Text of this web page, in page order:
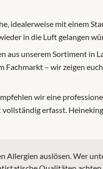
idealerweise mit einem
in die Luft gelangen
aus unserem Sortiment in
– wir zeigen
wir eine
erfasst.
Allergien auslösen. Wer